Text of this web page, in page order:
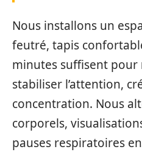
Nous installons un
feutré, tapis
minutes suffisent pour
stabiliser l’attention,
concentration. Nous
corporels,
pauses respiratoires